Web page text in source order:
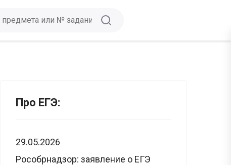
Про ЕГЭ:
29.05.2026
Рособрнадзор: заявление о ЕГЭ